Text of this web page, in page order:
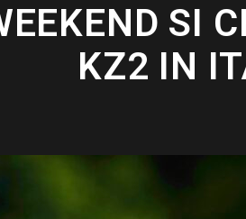
SI
KZ2 IN